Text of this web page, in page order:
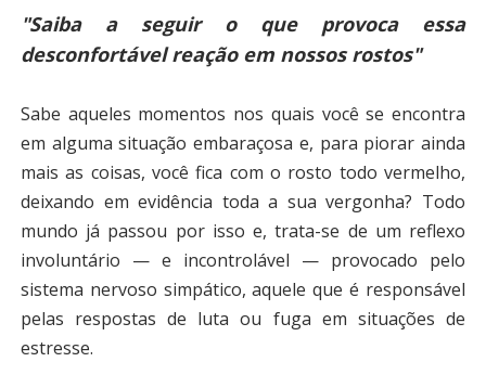
"Saiba a seguir o que provoca essa
desconfortável reação em nossos rostos"
Sabe aqueles momentos nos quais você se encontra
em alguma situação embaraçosa e, para piorar ainda
mais as coisas, você fica com o rosto todo vermelho,
deixando em evidência toda a sua vergonha? Todo
mundo já passou por isso e, trata-se de um reflexo
involuntário — e incontrolável — provocado pelo
sistema nervoso simpático, aquele que é responsável
pelas respostas de luta ou fuga em situações de
estresse.